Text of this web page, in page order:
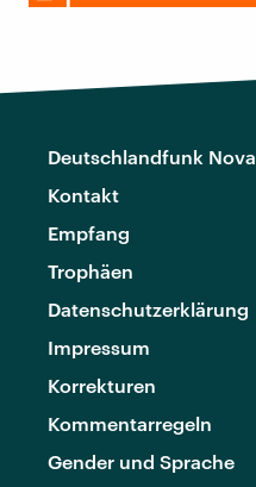
Deutschlandfunk Nova
Kontakt
Empfang
Trophäen
Datenschutzerklärung
Impressum
Korrekturen
Kommentarregeln
Gender und Sprache